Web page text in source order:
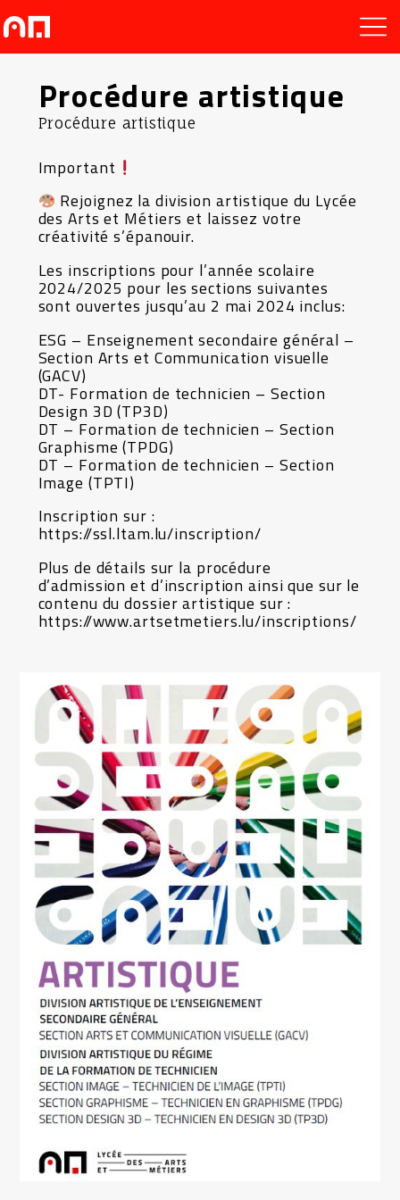
Procédure artistique
Procédure artistique
Important
Rejoignez la division artistique du Lycée
des Arts et Métiers et laissez votre
créativité s’épanouir.
Les inscriptions pour l’année scolaire
2024/2025 pour les sections suivantes
sont ouvertes jusqu’au 2 mai 2024 inclus:
ESG – Enseignement secondaire général –
Section Arts et Communication visuelle
(GACV)
DT- Formation de technicien – Section
Design 3D (TP3D)
DT – Formation de technicien – Section
Graphisme (TPDG)
DT – Formation de technicien – Section
Image (TPTI)
Inscription sur :
https://ssl.ltam.lu/inscription/
Plus de détails sur la procédure
d’admission et d’inscription ainsi que sur le
contenu du dossier artistique sur :
https://www.artsetmetiers.lu/inscriptions/